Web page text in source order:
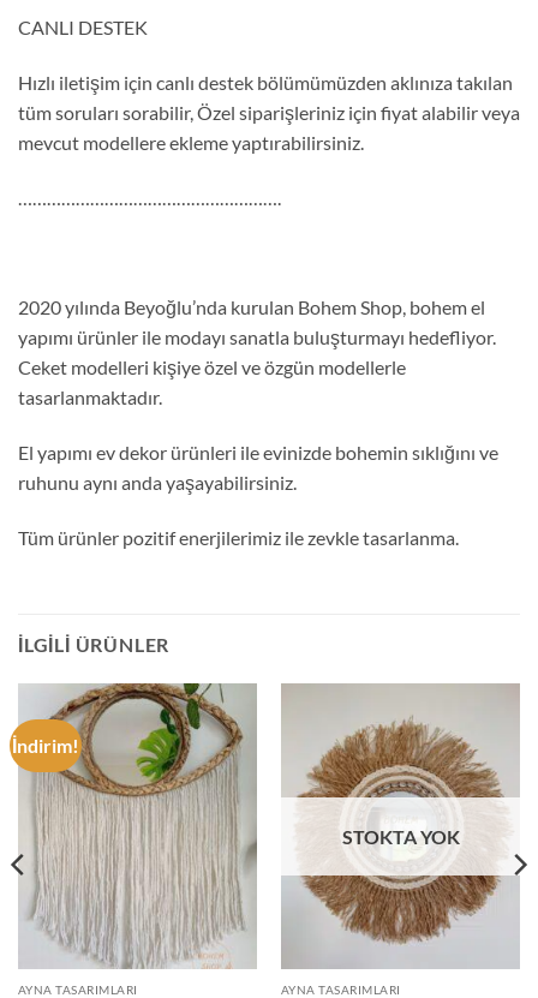
CANLI DESTEK
Hızlı iletişim için canlı destek bölümümüzden aklınıza takılan
tüm soruları sorabilir, Özel siparişleriniz için fiyat alabilir veya
mevcut modellere ekleme yaptırabilirsiniz.
2020 yılında Beyoğlu’nda kurulan Bohem Shop, bohem el
yapımı ürünler ile modayı sanatla buluşturmayı hedefliyor.
Ceket modelleri kişiye özel ve özgün modellerle
tasarlanmaktadır.
El yapımı ev dekor ürünleri ile evinizde bohemin sıklığını ve
ruhunu aynı anda yaşayabilirsiniz.
Tüm ürünler pozitif enerjilerimiz ile zevkle tasarlanma.
İLGILI ÜRÜNLER
İndirim!
AYNA TASARIMLARI
STOKTA YOK
AYNA TASARIMLARI